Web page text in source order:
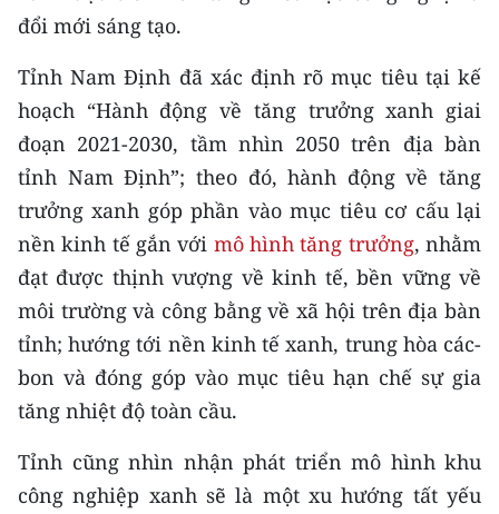
đổi mới sáng tạo.
Tỉnh Nam Định đã xác định rõ mục tiêu tại kế
hoạch “Hành động về tăng trưởng xanh giai
đoạn 2021-2030, tầm nhìn 2050 trên địa bàn
tỉnh Nam Định”; theo đó, hành động về tăng
trưởng xanh góp phần vào mục tiêu cơ cấu lại
nền kinh tế gắn với mô hình tăng trưởng, nhằm
đạt được thịnh vượng về kinh tế, bền vững về
môi trường và công bằng về xã hội trên địa bàn
tỉnh; hướng tới nền kinh tế xanh, trung hòa các-
bon và đóng góp vào mục tiêu hạn chế sự gia
tăng nhiệt độ toàn cầu.
Tỉnh cũng nhìn nhận phát triển mô hình khu
công nghiệp xanh sẽ là một xu hướng tất yếu